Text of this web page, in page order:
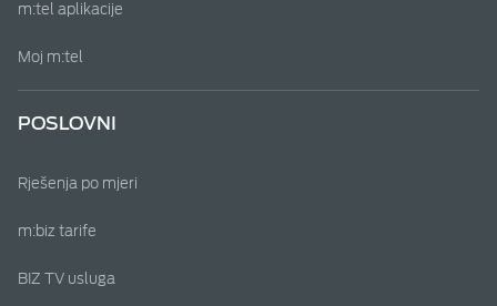
m:tel aplikacije
Moj m:tel
POSLOVNI
Rješenja po mjeri
m:biz tarife
BIZ TV usluga